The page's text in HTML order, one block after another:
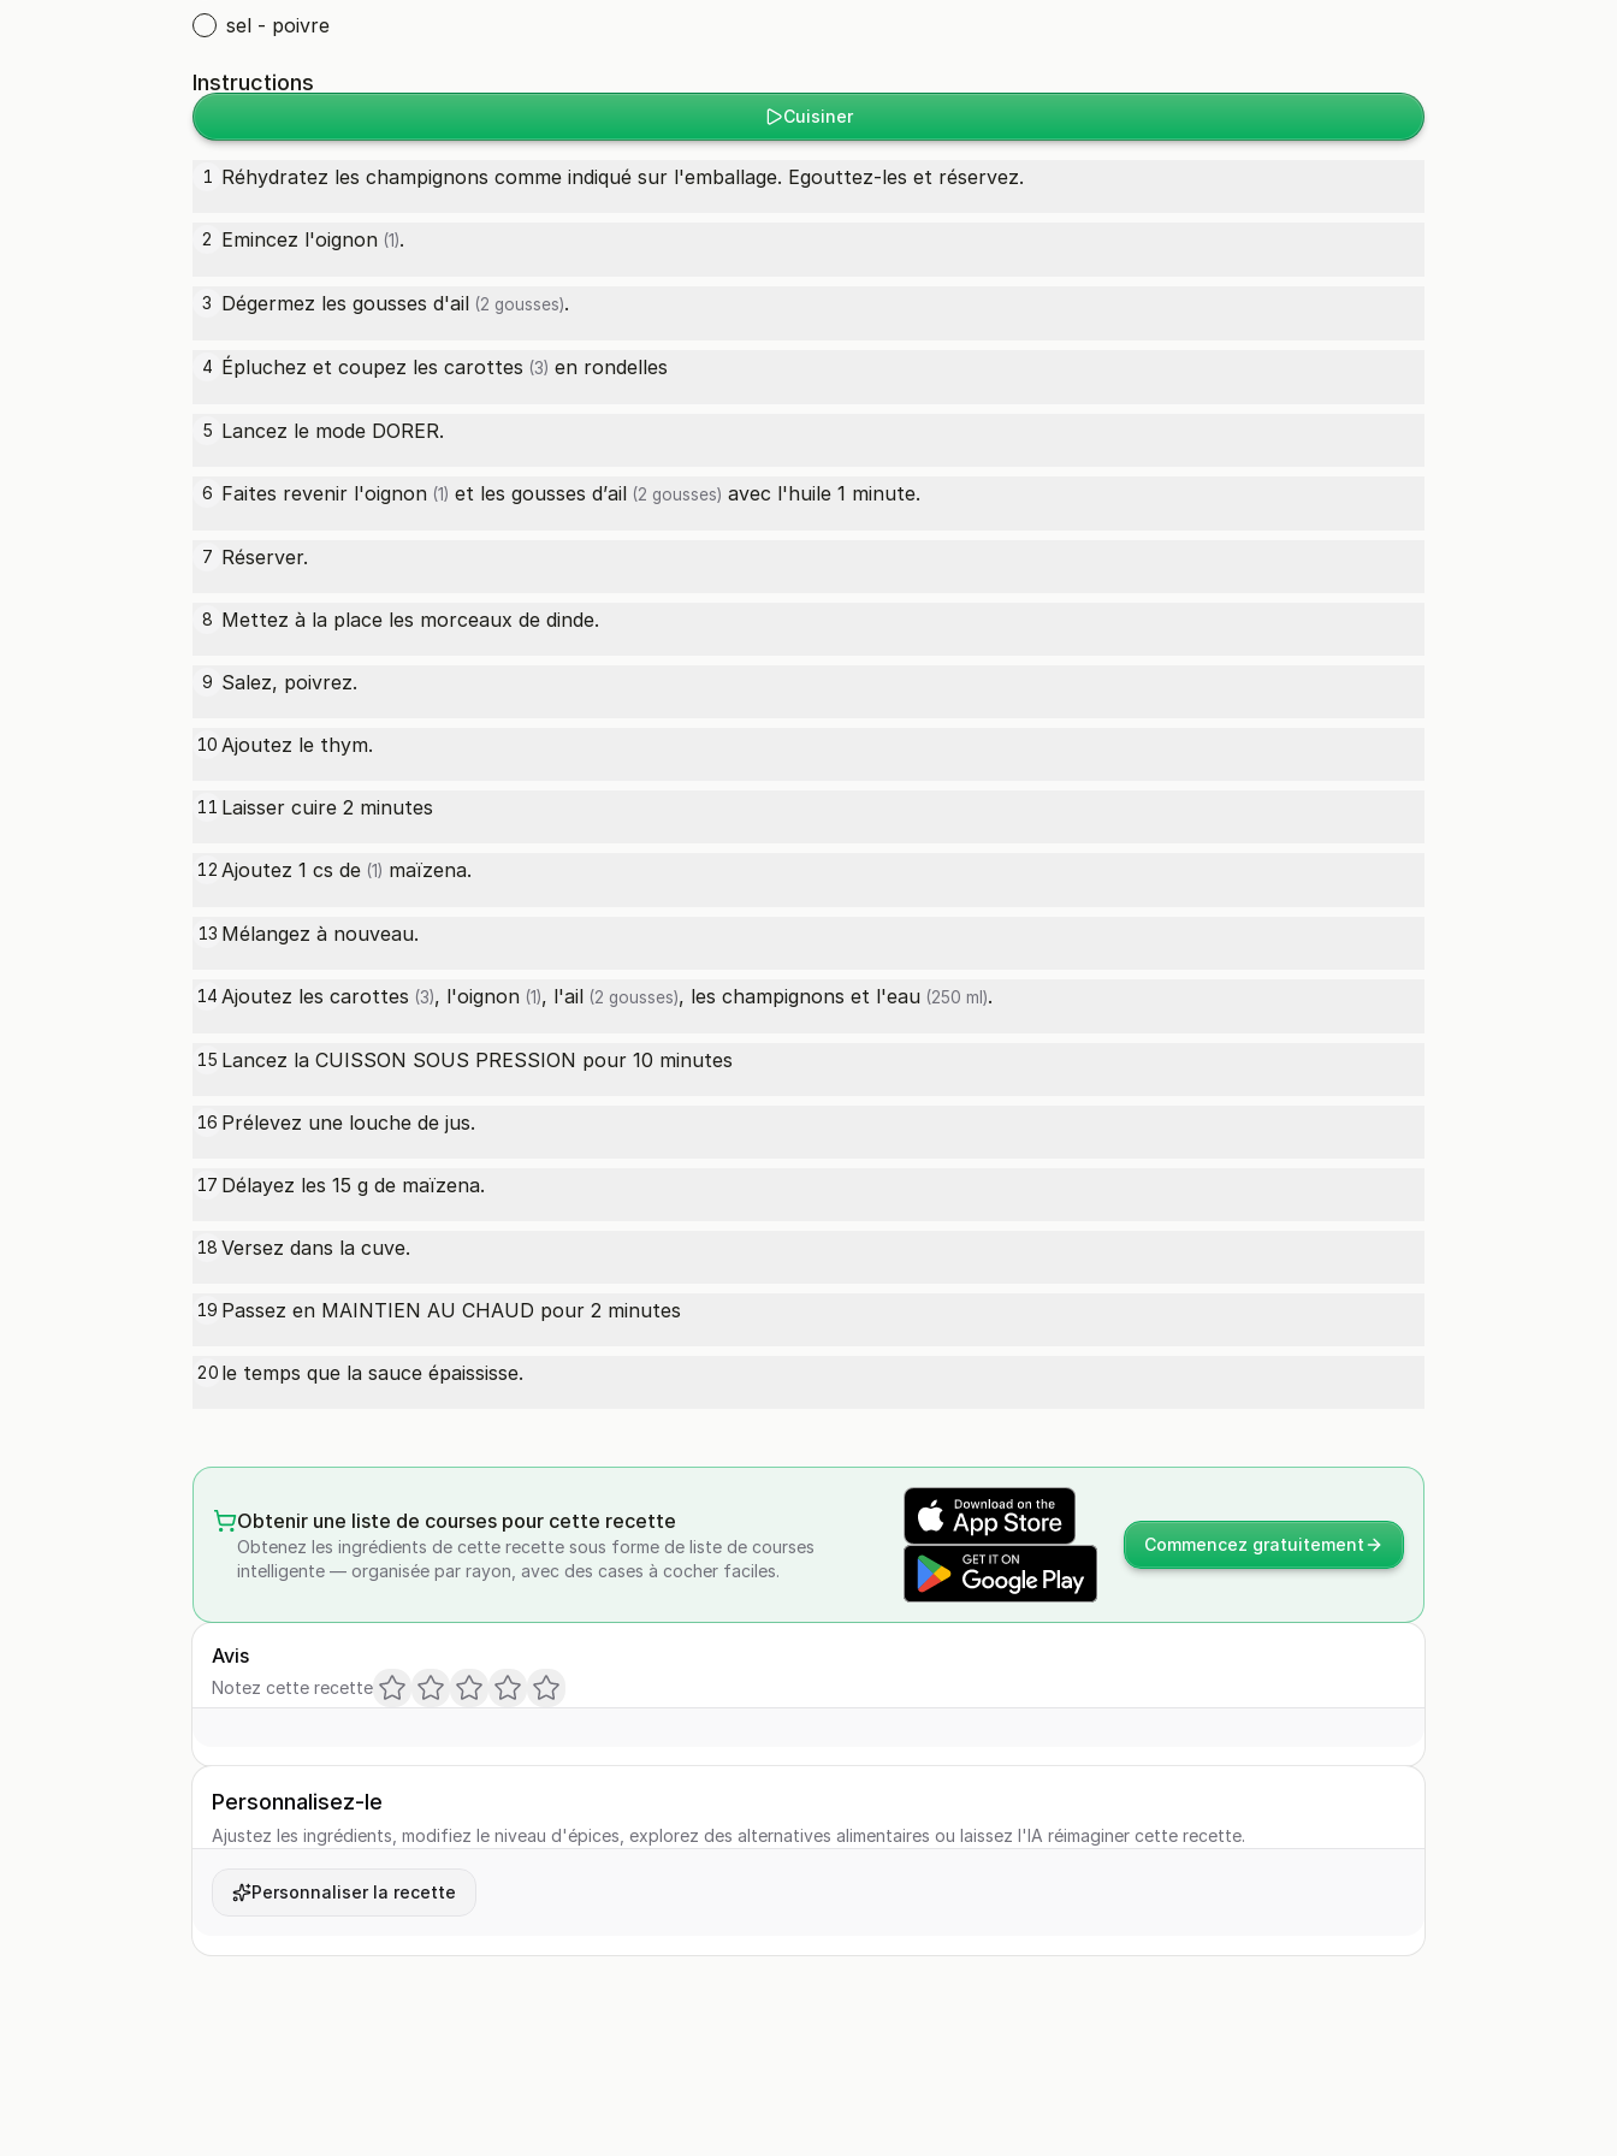
sel - poivre
Instructions
Cuisiner
1 Réhydratez les champignons comme indiqué sur l'emballage. Egouttez-les et réservez.
2 Emincez l'oignon (1).
3 Dégermez les gousses d'ail (2 gousses).
4 Épluchez et coupez les carottes (3) en rondelles
5 Lancez le mode DORER.
6 Faites revenir l'oignon (1) et les gousses d’ail (2 gousses) avec l'huile 1 minute.
7 Réserver.
8 Mettez à la place les morceaux de dinde.
9 Salez, poivrez.
10 Ajoutez le thym.
11 Laisser cuire 2 minutes
12 Ajoutez 1 cs de (1) maïzena.
13 Mélangez à nouveau.
14 Ajoutez les carottes (3), l'oignon (1), l'ail (2 gousses), les champignons et l'eau (250 ml).
15 Lancez la CUISSON SOUS PRESSION pour 10 minutes
16 Prélevez une louche de jus.
17 Délayez les 15 g de maïzena.
18 Versez dans la cuve.
19 Passez en MAINTIEN AU CHAUD pour 2 minutes
20 le temps que la sauce épaississe.
Obtenir une liste de courses pour cette recette
Obtenez les ingrédients de cette recette sous forme de liste de courses
intelligente — organisée par rayon, avec des cases à cocher faciles.
Commencez gratuitement
Avis
Notez cette recette
Personnalisez-le
Ajustez les ingrédients, modifiez le niveau d'épices, explorez des alternatives alimentaires ou laissez l'IA réimaginer cette recette.
Personnaliser la recette